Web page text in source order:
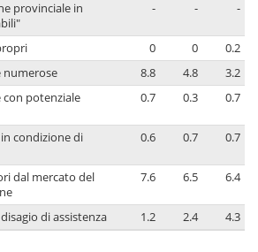
provinciale in
- - -
0 0
0.2
numerose
8.8 4.8
3.2
con potenziale
0.7 0.3 0.7
condizione di
0.6 0.7 0.7
dal mercato del
7.6 6.5 6.4
di assistenza 1.2 2.4 4.3